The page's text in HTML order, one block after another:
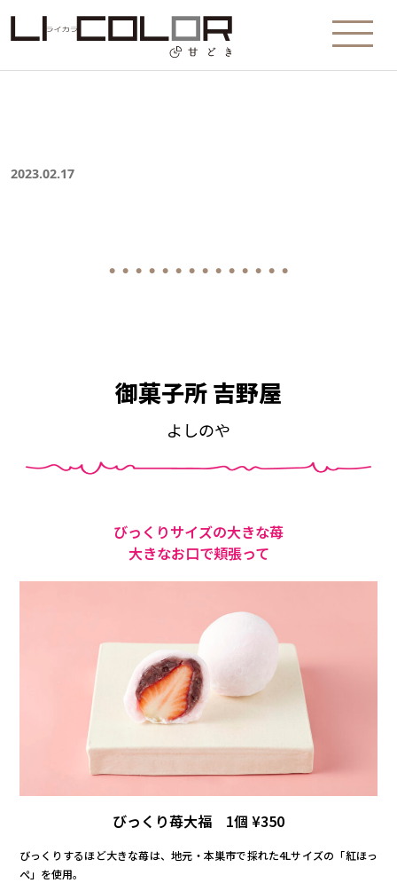
2023.02.17
● ● ● ● ● ● ● ● ● ● ● ● ● ●
御菓子所 吉野屋
よしのや
びっくりサイズの大きな苺
大きなお口で頬張って
びっくり苺大福 1個 ¥350
びっくりするほど大きな苺は、地元・本巣市で採れた4Lサイズの「紅ほっ
ぺ」を使用。